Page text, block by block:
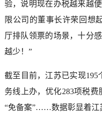
验，说明现在办税越来越
限公司的董事长许荣回想
厅排队领票的场景，十分
越少！”
截至目前，江苏已实现195
务线上办，优化283项税
“免备案”……数据彰显着江